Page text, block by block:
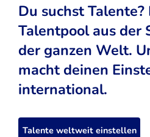
Du suchst
Talentpool aus der
der ganzen Welt.
macht deinen
international.
Talente weltweit einstellen